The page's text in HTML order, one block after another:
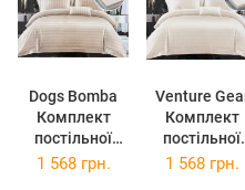
Dogs Bomba
Комплект
постільної
білизни
Venture
Комплект
постільної
білизни
1 568 грн. 1 568 грн.